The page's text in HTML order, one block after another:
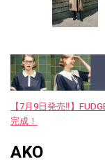
【7月9日発売‼︎】
完成！
AKO